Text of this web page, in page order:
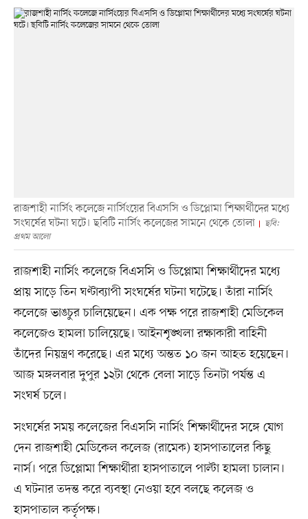
রাজশাহী নার্সিং কলেজে নার্সিংয়ের বিএসসি ও ডিপ্লোমা শিক্ষার্থীদের মধ্যে
সংঘর্ষের ঘটনা ঘটে। ছবিটি নার্সিং কলেজের সামনে থেকে তোলা
ছবি:
প্রথম আলো
রাজশাহী নার্সিং কলেজে বিএসসি ও ডিপ্লোমা শিক্ষার্থীদের মধ্যে
প্রায় সাড়ে তিন ঘণ্টাব্যাপী সংঘর্ষের ঘটনা ঘটেছে। তাঁরা নার্সিং
কলেজে ভাঙচুর চালিয়েছেন। এক পক্ষ পরে রাজশাহী মেডিকেল
কলেজেও হামলা চালিয়েছে। আইনশৃঙ্খলা রক্ষাকারী বাহিনী
তাঁদের নিয়ন্ত্রণ করেছে। এর মধ্যে অন্তত ১০ জন আহত হয়েছেন।
আজ মঙ্গলবার দুপুর ১২টা থেকে বেলা সাড়ে তিনটা পর্যন্ত এ
সংঘর্ষ চলে।
সংঘর্ষের সময় কলেজের বিএসসি নার্সিং শিক্ষার্থীদের সঙ্গে যোগ
দেন রাজশাহী মেডিকেল কলেজ (রামেক) হাসপাতালের কিছু
নার্স। পরে ডিপ্লোমা শিক্ষার্থীরা হাসপাতালে পাল্টা হামলা চালান।
এ ঘটনার তদন্ত করে ব্যবস্থা নেওয়া হবে বলছে কলেজ ও
হাসপাতাল কর্তৃপক্ষ।